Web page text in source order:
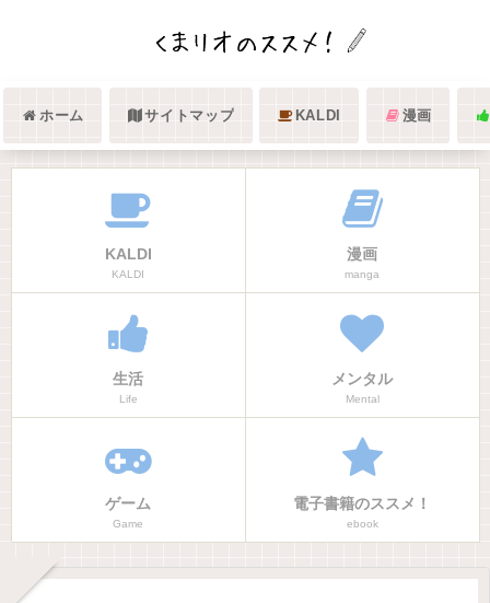
ホーム サイトマップ KALDI 漫画
KALDI
KALDI
漫画
manga
生活
Life
メンタル
Mental
ゲーム
Game
電子書籍のススメ！
ebook